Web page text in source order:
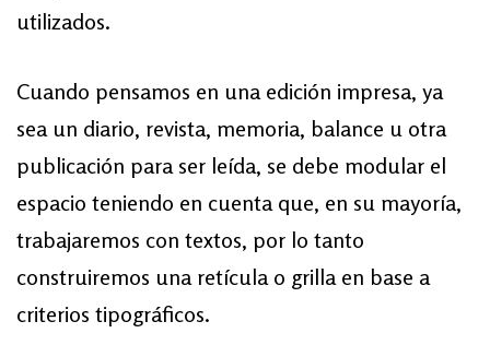
utilizados.
Cuando pensamos en una edición impresa, ya
sea un diario, revista, memoria, balance u otra
publicación para ser leída, se debe modular el
espacio teniendo en cuenta que, en su mayoría,
trabajaremos con textos, por lo tanto
construiremos una retícula o grilla en base a
criterios tipográficos.